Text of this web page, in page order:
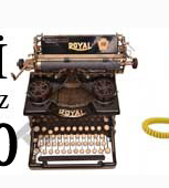
– Antika